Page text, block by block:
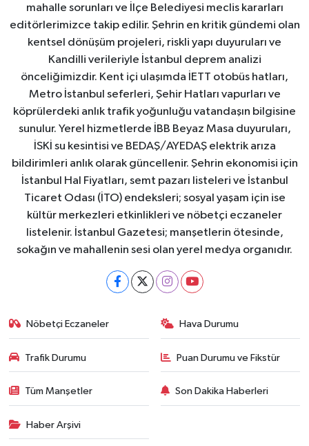
mahalle sorunları ve İlçe Belediyesi meclis kararları
editörlerimizce takip edilir. Şehrin en kritik gündemi olan
kentsel dönüşüm projeleri, riskli yapı duyuruları ve
Kandilli verileriyle İstanbul deprem analizi
önceliğimizdir. Kent içi ulaşımda İETT otobüs hatları,
Metro İstanbul seferleri, Şehir Hatları vapurları ve
köprülerdeki anlık trafik yoğunluğu vatandaşın bilgisine
sunulur. Yerel hizmetlerde İBB Beyaz Masa duyuruları,
İSKİ su kesintisi ve BEDAŞ/AYEDAŞ elektrik arıza
bildirimleri anlık olarak güncellenir. Şehrin ekonomisi için
İstanbul Hal Fiyatları, semt pazarı listeleri ve İstanbul
Ticaret Odası (İTO) endeksleri; sosyal yaşam için ise
kültür merkezleri etkinlikleri ve nöbetçi eczaneler
listelenir. İstanbul Gazetesi; manşetlerin ötesinde,
sokağın ve mahallenin sesi olan yerel medya organıdır.
Nöbetçi Eczaneler Hava Durumu
Trafik Durumu Puan Durumu ve Fikstür
Tüm Manşetler Son Dakika Haberleri
Haber Arşivi